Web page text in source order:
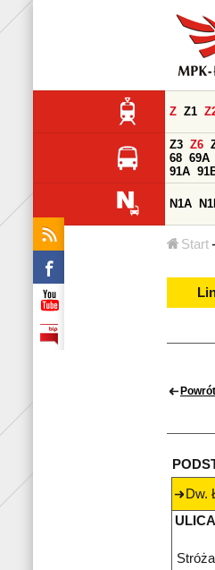
Start
Z Z1
Z3 Z6
68 69A
91A
N1A
Powrót
Dw.
ULICA
Stróża